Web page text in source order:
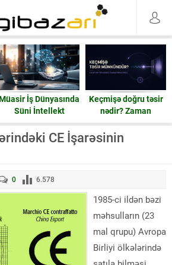
İş Dünyasında
Süni İntellekt
Keçmişə doğru təsir
nədir? Zaman
həqiqətən geri işləyə
bilərmi?
CE İşarəsinin
0 6.578
1985-ci ildən bəzi
məhsulların (23
mal qrupu) Avropa
Birliyi ölkələrində